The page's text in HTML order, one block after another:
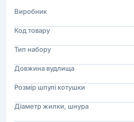
Виробник
Код товару
Тип набору
Довжина вудлища
Розмір шпулі котушки
Діаметр жилки, шнура